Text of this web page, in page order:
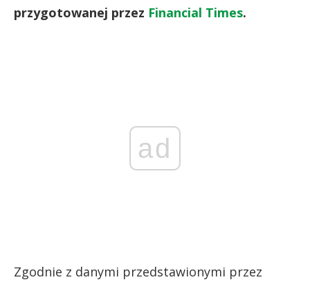
przygotowanej przez Financial Times.
ad
Zgodnie z danymi przedstawionymi przez